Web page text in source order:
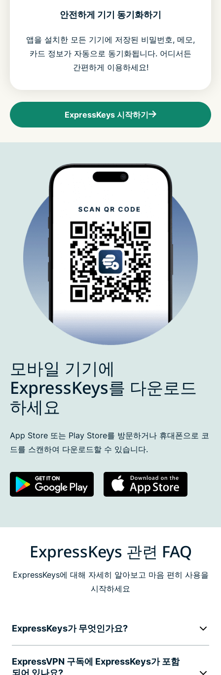
안전하게 기기 동기화하기
앱을 설치한 모든 기기에 저장된 비밀번호, 메모,
카드 정보가 자동으로 동기화됩니다. 어디서든
간편하게 이용하세요!
ExpressKeys 시작하기
모바일 기기에
ExpressKeys를 다운로드
하세요
App Store 또는 Play Store를 방문하거나 휴대폰으로 코
드를 스캔하여 다운로드할 수 있습니다.
ExpressKeys 관련 FAQ
ExpressKeys에 대해 자세히 알아보고 마음 편히 사용을
시작하세요
ExpressKeys가 무엇인가요?
ExpressVPN 구독에 ExpressKeys가 포함
되어 있나요?